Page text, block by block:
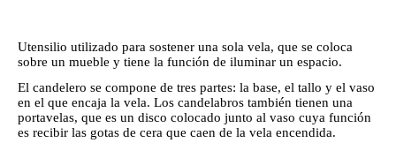
Utensilio utilizado para sostener una sola vela, que se coloca
sobre un mueble y tiene la función de iluminar un espacio.
El candelero se compone de tres partes: la base, el tallo y el vaso
en el que encaja la vela. Los candelabros también tienen una
portavelas, que es un disco colocado junto al vaso cuya función
es recibir las gotas de cera que caen de la vela encendida.